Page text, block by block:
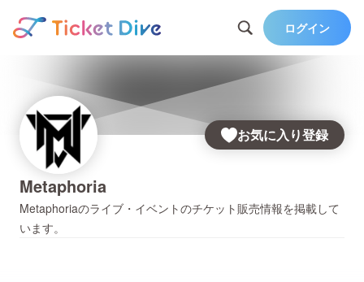
ログイン
お気に入り登録
Metaphoria
Metaphoriaのライブ・イベントのチケット販売情報を掲載して
います。